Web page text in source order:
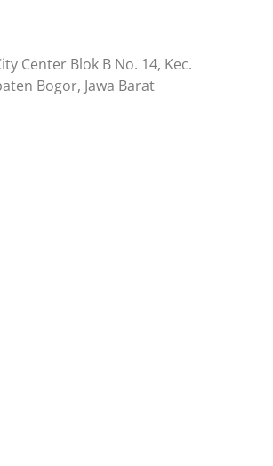
Center Blok B No. 14, Kec.
Bogor, Jawa Barat